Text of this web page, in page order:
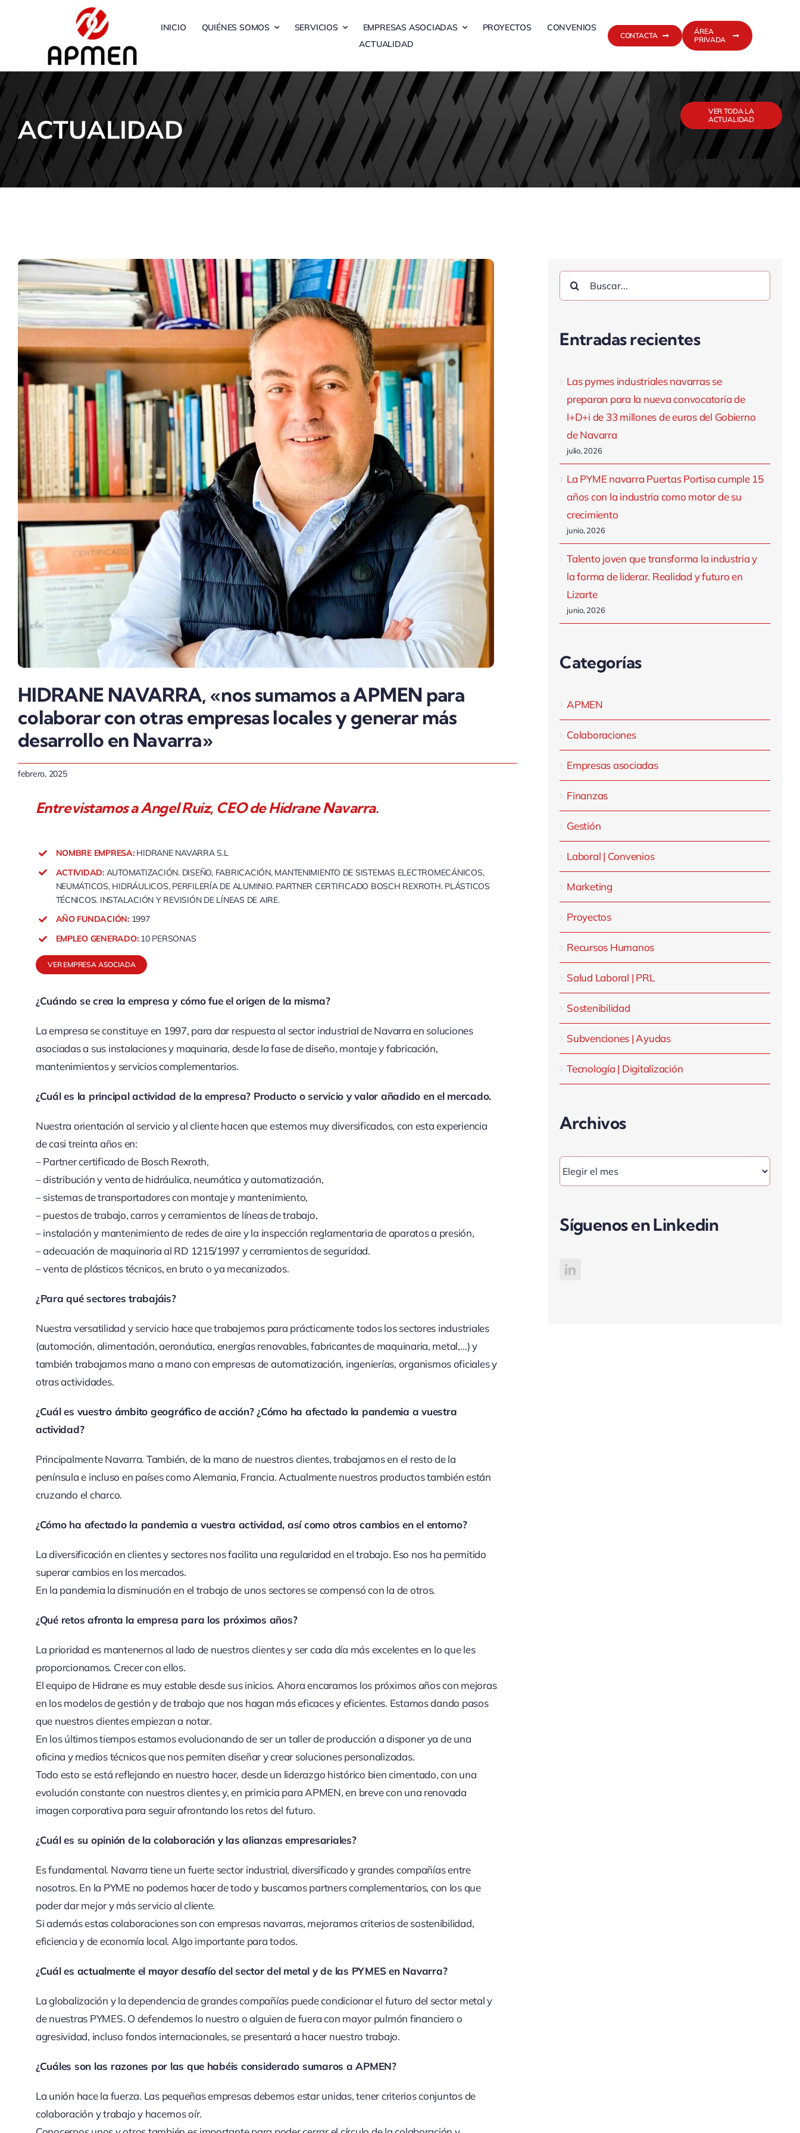
INICIO QUIÉNES SOMOS SERVICIOS EMPRESAS ASOCIADAS PROYECTOS
CONVENIOS
ACTUALIDAD
CONTACTA
ÁREA
PRIVADA
ACTUALIDAD
VER TODA LA
ACTUALIDAD
HIDRANE NAVARRA, «nos sumamos a APMEN para
colaborar con otras empresas locales y generar más
desarrollo en Navarra»
febrero, 2025
Entrevistamos a Angel Ruiz, CEO de Hidrane Navarra.
NOMBRE EMPRESA: HIDRANE NAVARRA S.L
ACTIVIDAD: AUTOMATIZACIÓN. DISEÑO, FABRICACIÓN, MANTENIMIENTO DE SISTEMAS ELECTROMECÁNICOS,
NEUMÁTICOS, HIDRÁULICOS, PERFILERÍA DE ALUMINIO. PARTNER CERTIFICADO BOSCH REXROTH. PLÁSTICOS
TÉCNICOS. INSTALACIÓN Y REVISIÓN DE LÍNEAS DE AIRE.
AÑO FUNDACIÓN:1997
EMPLEO GENERADO:10 PERSONAS
VER EMPRESA ASOCIADA
¿Cuándo se crea la empresa y cómo fue el origen de la misma?
La empresa se constituye en 1997, para dar respuesta al sector industrial de Navarra en soluciones
asociadas a sus instalaciones y maquinaria, desde la fase de diseño, montaje y fabricación,
mantenimientos y servicios complementarios.
¿Cuál es la principal actividad de la empresa? Producto o servicio y valor añadido en el mercado.
Nuestra orientación al servicio y al cliente hacen que estemos muy diversificados, con esta experiencia
de casi treinta años en:
– Partner certificado de Bosch Rexroth,
– distribución y venta de hidráulica, neumática y automatización,
– sistemas de transportadores con montaje y mantenimiento,
– puestos de trabajo, carros y cerramientos de líneas de trabajo,
– instalación y mantenimiento de redes de aire y la inspección reglamentaria de aparatos a presión,
– adecuación de maquinaria al RD 1215/1997 y cerramientos de seguridad.
– venta de plásticos técnicos, en bruto o ya mecanizados.
¿Para qué sectores trabajáis?
Nuestra versatilidad y servicio hace que trabajemos para prácticamente todos los sectores industriales
(automoción, alimentación, aeronáutica, energías renovables, fabricantes de maquinaria, metal,…) y
también trabajamos mano a mano con empresas de automatización, ingenierías, organismos oficiales y
otras actividades.
¿Cuál es vuestro ámbito geográfico de acción? ¿Cómo ha afectado la pandemia a vuestra
actividad?
Principalmente Navarra. También, de la mano de nuestros clientes, trabajamos en el resto de la
península e incluso en países como Alemania, Francia. Actualmente nuestros productos también están
cruzando el charco.
¿Cómo ha afectado la pandemia a vuestra actividad, así como otros cambios en el entorno?
La diversificación en clientes y sectores nos facilita una regularidad en el trabajo. Eso nos ha permitido
superar cambios en los mercados.
En la pandemia la disminución en el trabajo de unos sectores se compensó con la de otros.
¿Qué retos afronta la empresa para los próximos años?
La prioridad es mantenernos al lado de nuestros clientes y ser cada día más excelentes en lo que les
proporcionamos. Crecer con ellos.
El equipo de Hidrane es muy estable desde sus inicios. Ahora encaramos los próximos años con mejoras
en los modelos de gestión y de trabajo que nos hagan más eficaces y eficientes. Estamos dando pasos
que nuestros clientes empiezan a notar.
En los últimos tiempos estamos evolucionando de ser un taller de producción a disponer ya de una
oficina y medios técnicos que nos permiten diseñar y crear soluciones personalizadas.
Todo esto se está reflejando en nuestro hacer, desde un liderazgo histórico bien cimentado, con una
evolución constante con nuestros clientes y, en primicia para APMEN, en breve con una renovada
imagen corporativa para seguir afrontando los retos del futuro.
¿Cuál es su opinión de la colaboración y las alianzas empresariales?
Es fundamental. Navarra tiene un fuerte sector industrial, diversificado y grandes compañías entre
nosotros. En la PYME no podemos hacer de todo y buscamos partners complementarios, con los que
poder dar mejor y más servicio al cliente.
Si además estas colaboraciones son con empresas navarras, mejoramos criterios de sostenibilidad,
eficiencia y de economía local. Algo importante para todos.
¿Cuál es actualmente el mayor desafío del sector del metal y de las PYMES en Navarra?
La globalización y la dependencia de grandes compañías puede condicionar el futuro del sector metal y
de nuestras PYMES. O defendemos lo nuestro o alguien de fuera con mayor pulmón financiero o
agresividad, incluso fondos internacionales, se presentará a hacer nuestro trabajo.
¿Cuáles son las razones por las que habéis considerado sumaros a APMEN?
La unión hace la fuerza. Las pequeñas empresas debemos estar unidas, tener criterios conjuntos de
colaboración y trabajo y hacernos oír.
Buscar:
Entradas recientes
Las pymes industriales navarras se
preparan para la nueva convocatoria de
I+D+i de 33 millones de euros del Gobierno
de Navarra
julio, 2026
La PYME navarra Puertas Portisa cumple 15
años con la industria como motor de su
crecimiento
junio, 2026
Talento joven que transforma la industria y
la forma de liderar. Realidad y futuro en
Lizarte
junio, 2026
Categorías
APMEN
Colaboraciones
Empresas asociadas
Finanzas
Gestión
Laboral | Convenios
Marketing
Proyectos
Recursos Humanos
Salud Laboral | PRL
Sostenibilidad
Subvenciones | Ayudas
Tecnología | Digitalización
Archivos
Archivos
Síguenos en Linkedin